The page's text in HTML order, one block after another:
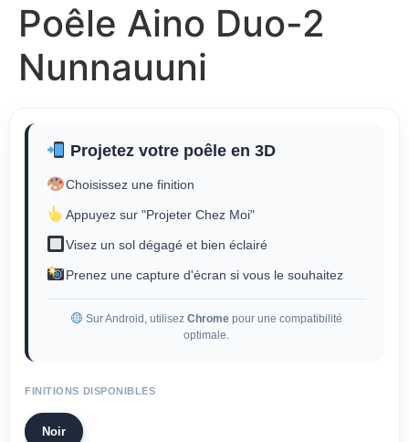
Poêle Aino Duo-2
Nunnauuni
Projetez votre poêle en 3D
Choisissez une finition
Appuyez sur "Projeter Chez Moi"
Visez un sol dégagé et bien éclairé
Prenez une capture d'écran si vous le souhaitez
Sur Android, utilisez Chromepour une compatibilité
optimale.
FINITIONS DISPONIBLES
Noir